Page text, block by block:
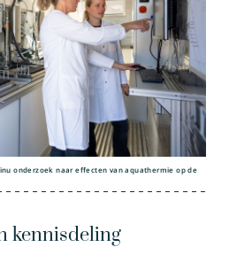
onderzoek naar effecten van aquathermie op de
kennisdeling